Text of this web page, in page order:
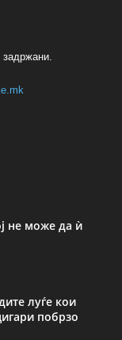
не може да ѝ
луѓе кои
побрзо